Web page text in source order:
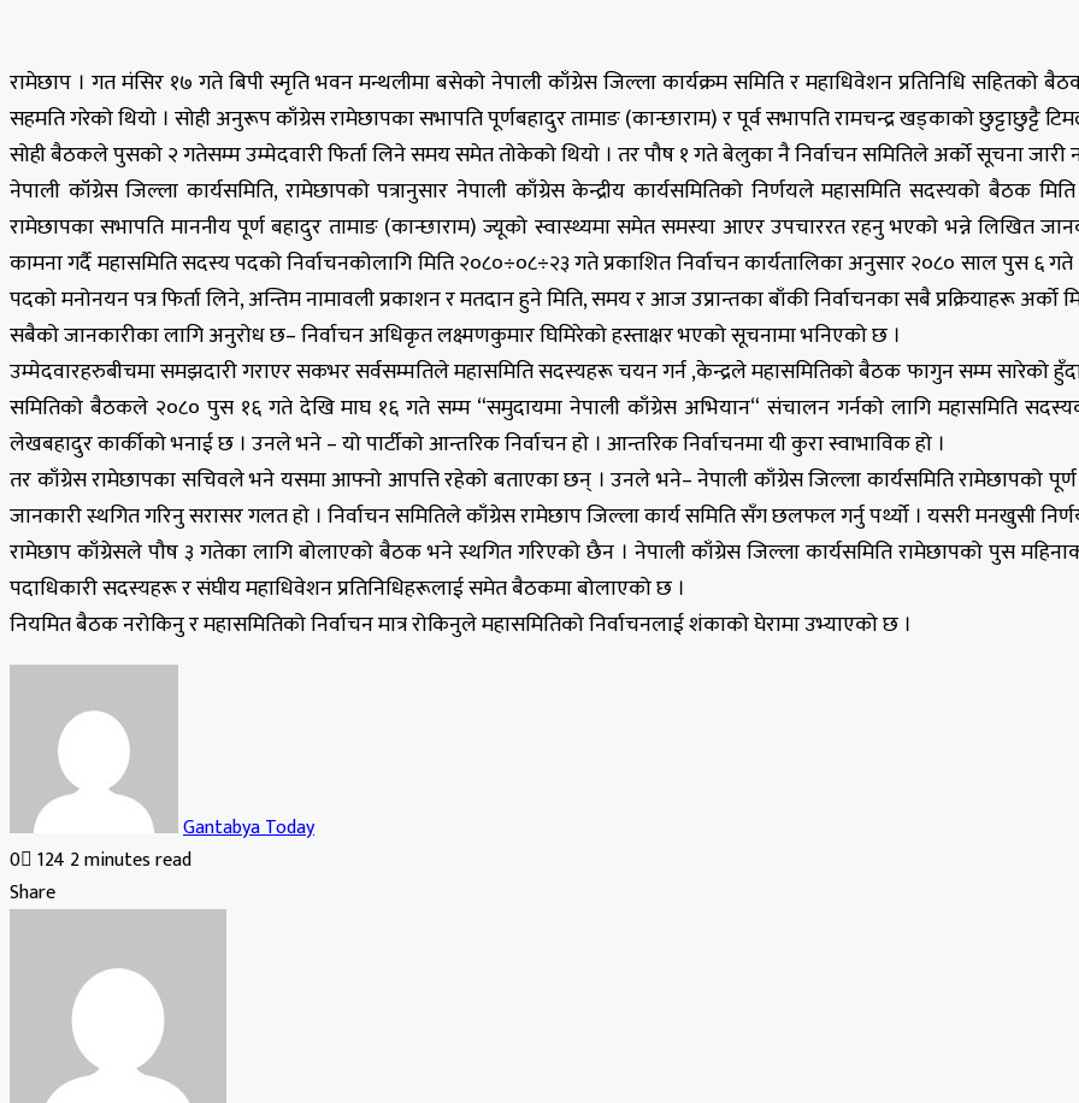
रामेछाप । गत मंसिर १७ गते बिपी स्मृति भवन मन्थलीमा बसेको नेपाली काँग्रेस जिल्ला कार्यक्रम समिति र महाधिवेशन प्रतिनिधि सहितको
सहमति गरेको थियो । सोही अनुरूप काँग्रेस रामेछापका सभापति पूर्णबहादुर तामाङ (कान्छाराम) र पूर्व सभापति रामचन्द्र खड्काको छुट्टाछुट्टै
सोही बैठकले पुसको २ गतेसम्म उम्मेदवारी फिर्ता लिने समय समेत तोकेको थियो । तर पौष १ गते बेलुका नै निर्वाचन समितिले अर्को सूचना जारी
नेपाली कॉंग्रेस जिल्ला कार्यसमिति, रामेछापको पत्रानुसार नेपाली काँग्रेस केन्द्रीय कार्यसमितिको निर्णयले महासमिति सदस्यको बैठक
रामेछापका सभापति माननीय पूर्ण बहादुर तामाङ (कान्छाराम) ज्यूको स्वास्थ्यमा समेत समस्या आएर उपचाररत रहनु भएको भन्ने लिखित
कामना गर्दै महासमिति सदस्य पदको निर्वाचनकोलागि मिति २०८०÷०८÷२३ गते प्रकाशित निर्वाचन कार्यतालिका अनुसार २०८० साल पुस ६
पदको मनोनयन पत्र फिर्ता लिने, अन्तिम नामावली प्रकाशन र मतदान हुने मिति, समय र आज उप्रान्तका बाँकी निर्वाचनका सबै प्रक्रियाहरू
सबैको जानकारीका लागि अनुरोध छ– निर्वाचन अधिकृत लक्ष्मणकुमार घिमिरेको हस्ताक्षर भएको सूचनामा भनिएको छ ।
उम्मेदवारहरुबीचमा समझदारी गराएर सकभर सर्वसम्मतिले महासमिति सदस्यहरू चयन गर्न ,केन्द्रले महासमितिको बैठक फागुन सम्म सारेको
समितिको बैठकले २०८० पुस १६ गते देखि माघ १६ गते सम्म “समुदायमा नेपाली काँग्रेस अभियान“ संचालन गर्नको लागि महासमिति
लेखबहादुर कार्कीको भनाई छ । उनले भने – यो पार्टीको आन्तरिक निर्वाचन हो । आन्तरिक निर्वाचनमा यी कुरा स्वाभाविक हो ।
तर काँग्रेस रामेछापका सचिवले भने यसमा आफ्नो आपत्ति रहेको बताएका छन् । उनले भने– नेपाली काँग्रेस जिल्ला कार्यसमिति रामेछापको
जानकारी स्थगित गरिनु सरासर गलत हो । निर्वाचन समितिले काँग्रेस रामेछाप जिल्ला कार्य समिति सँग छलफल गर्नु पर्थ्यो । यसरी मनखुसी
रामेछाप काँग्रेसले पौष ३ गतेका लागि बोलाएको बैठक भने स्थगित गरिएको छैन । नेपाली काँग्रेस जिल्ला कार्यसमिति रामेछापको पुस
पदाधिकारी सदस्यहरू र संघीय महाधिवेशन प्रतिनिधिहरूलाई समेत बैठकमा बोलाएको छ ।
नियमित बैठक नरोकिनु र महासमितिको निर्वाचन मात्र रोकिनुले महासमितिको निर्वाचनलाई शंकाको घेरामा उभ्याएको छ ।
Gantabya Today
0 124 2 minutes read
Facebook
X
LinkedIn
Tumblr
Pinterest
Reddit
VKontakte
Odnoklassniki
Pocket
Share